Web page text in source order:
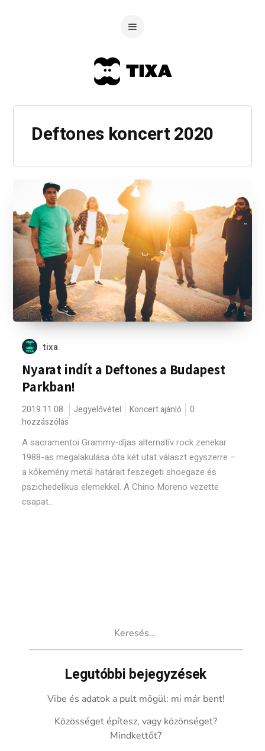
Deftones koncert 2020
tixa
Nyarat indít a Deftones a Budapest
Parkban!
2019.11.08. Jegyelővétel Koncert ajánló
0
hozzászólás
A sacramentoi Grammy-díjas alternatív rock zenekar
1988-as megalakulása óta két utat választ egyszerre –
a kőkemény metál határait feszegeti shoegaze és
pszichedelikus elemekkel. A Chino Moreno vezette
csapat...
Legutóbbi bejegyzések
Vibe és adatok a pult mögül: mi már bent!
Közösséget építesz, vagy közönséget?
Mindkettőt?